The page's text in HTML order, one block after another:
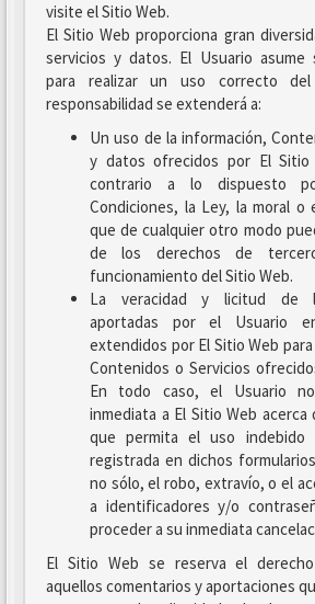
visite el Sitio Web.
El Sitio Web proporciona gran
servicios y datos. El Usuario asume
para realizar un uso correcto
responsabilidad se extenderá a:
Un uso de la información,
y datos ofrecidos por El
contrario a lo dispuesto
Condiciones, la Ley, la moral o
que de cualquier otro modo
de los derechos de
funcionamiento del Sitio Web.
La veracidad y licitud de
aportadas por el Usuario
extendidos por El Sitio Web
Contenidos o Servicios
En todo caso, el Usuario
inmediata a El Sitio Web acerca
que permita el uso indebido
registrada en dichos
no sólo, el robo, extravío, o el
a identificadores y/o
proceder a su inmediata
El Sitio Web se reserva el
aquellos comentarios y aportaciones